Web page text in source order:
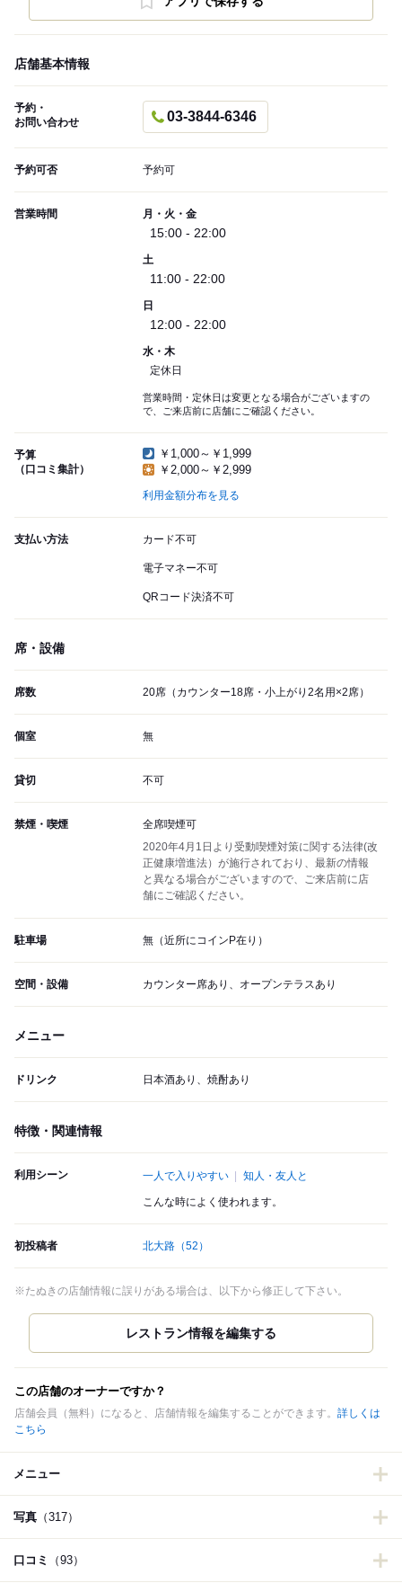
店舗基本情報
予約・
お問い合わせ
03-3844-6346
予約可否 予約可
営業時間 月・火・金
15:00 - 22:00
土
11:00 - 22:00
日
12:00 - 22:00
水・木
定休日
営業時間・定休日は変更となる場合がございますの
で、ご来店前に店舗にご確認ください。
予算
（口コミ集計）
￥1,000～￥1,999
￥2,000～￥2,999
利用金額分布を見る
支払い方法 カード不可
電子マネー不可
QRコード決済不可
席・設備
席数 20席（カウンター18席・小上がり2名用×2席）
個室 無
貸切 不可
禁煙・喫煙
全席喫煙可
2020年4月1日より受動喫煙対策に関する法律(改
正健康増進法）が施行されており、最新の情報
と異なる場合がございますので、ご来店前に店
舗にご確認ください。
駐車場 無（近所にコインP在り）
空間・設備 カウンター席あり、オープンテラスあり
メニュー
ドリンク 日本酒あり、焼酎あり
特徴・関連情報
利用シーン 一人で入りやすい 知人・友人と
こんな時によく使われます。
初投稿者 北大路 （52）
※たぬきの店舗情報に誤りがある場合は、以下から修正して下さい。
この店舗のオーナーですか？
店舗会員（無料）になると、店舗情報を編集することができます。 詳しくは
こちら
メニュー
写真 （317）
口コミ （93）